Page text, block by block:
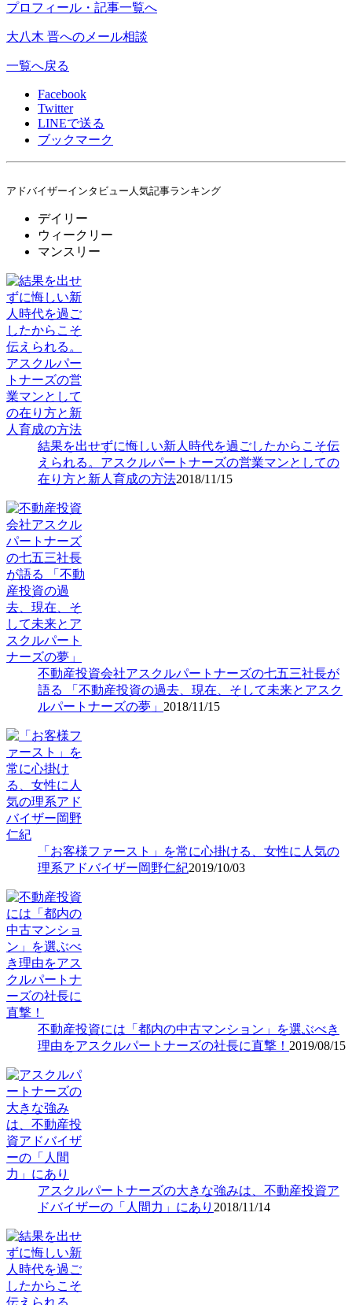
プロフィール・記事一覧へ
大八木 晋へのメール相談
一覧へ戻る
Facebook
Twitter
LINEで送る
ブックマーク
アドバイザーインタビュー人気記事ランキング
デイリー
ウィークリー
マンスリー
結果を出せずに悔しい新人時代を過ごしたからこそ伝
えられる。アスクルパートナーズの営業マンとしての
在り方と新人育成の方法2018/11/15
不動産投資会社アスクルパートナーズの七五三社長が
語る 「不動産投資の過去、現在、そして未来とアスク
ルパートナーズの夢」 2018/11/15
「お客様ファースト」を常に心掛ける、女性に人気の
理系アドバイザー岡野仁紀2019/10/03
不動産投資には「都内の中古マンション」を選ぶべき
理由をアスクルパートナーズの社長に直撃！ 2019/08/15
アスクルパートナーズの大きな強みは、不動産投資ア
ドバイザーの「人間力」にあり 2018/11/14